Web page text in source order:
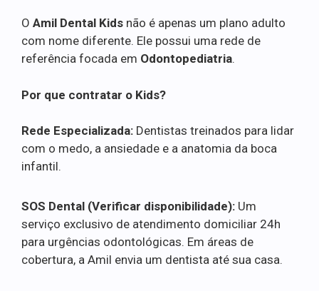
O Amil Dental Kids não é apenas um plano adulto
com nome diferente. Ele possui uma rede de
referência focada em Odontopediatria.
Por que contratar o Kids?
Rede Especializada: Dentistas treinados para lidar
com o medo, a ansiedade e a anatomia da boca
infantil.
SOS Dental (Verificar disponibilidade): Um
serviço exclusivo de atendimento domiciliar 24h
para urgências odontológicas. Em áreas de
cobertura, a Amil envia um dentista até sua casa.